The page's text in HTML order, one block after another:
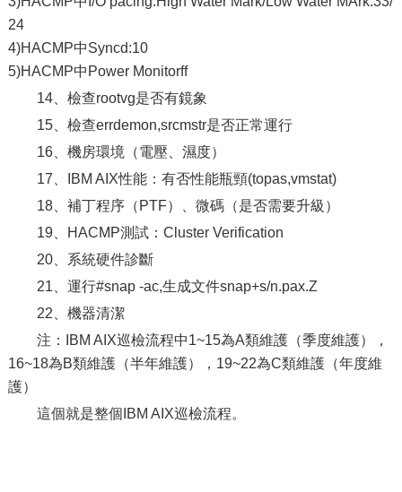
24
4)HACMP中Syncd:10
5)HACMP中Power Monitorff
14、檢查rootvg是否有鏡象
15、檢查errdemon,srcmstr是否正常運行
16、機房環境（電壓、濕度）
17、IBM AIX性能：有否性能瓶頸(topas,vmstat)
18、補丁程序（PTF）、微碼（是否需要升級）
19、HACMP測試：Cluster Verification
20、系統硬件診斷
21、運行#snap -ac,生成文件snap+s/n.pax.Z
22、機器清潔
注：IBM AIX巡檢流程中1~15為A類維護（季度維護），
16~18為B類維護（半年維護），19~22為C類維護（年度維
護）
這個就是整個IBM AIX巡檢流程。